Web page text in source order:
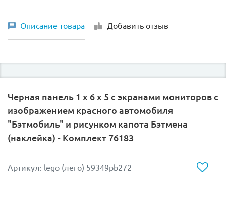
Описание товара Добавить отзыв
Черная панель 1 x 6 x 5 с экранами мониторов с
изображением красного автомобиля
"Бэтмобиль" и рисунком капота Бэтмена
(наклейка) - Комплект 76183
Артикул: lego (лего) 59349pb272